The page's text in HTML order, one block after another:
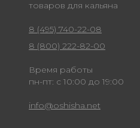
товаров для кальяна
8 (495) 740-22-08
8 (800) 222-82-00
Время работы
пн-пт: с 10:00 до 19:00
info@oshisha.net